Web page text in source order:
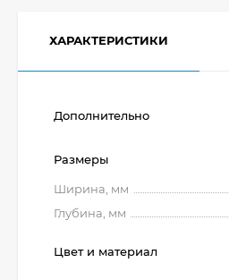
ХАРАКТЕРИСТИКИ
Дополнительно
Размеры
Ширина, мм
Глубина, мм
Цвет и материал